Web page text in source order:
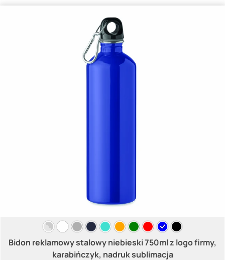
Bidon reklamowy stalowy niebieski 750ml z logo firmy,
karabińczyk, nadruk sublimacja